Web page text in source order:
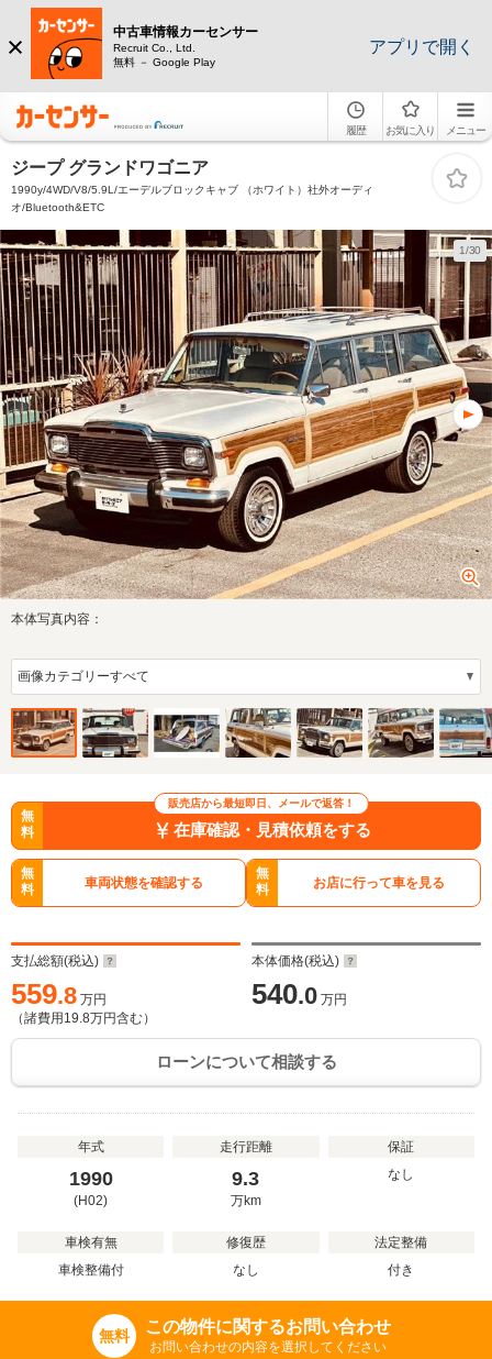
中古車情報カーセンサー
Recruit Co., Ltd.
無料 － Google Play
アプリで開く
履歴 お気に入り メニュー
ジープ グランドワゴニア
1990y/4WD/V8/5.9L/エーデルブロックキャブ （ホワイト）社外オーディ
オ/Bluetooth&ETC
1/30
本体写真内容：
販売店から最短即日、メールで返答！
無
料
在庫確認・見積依頼をする
無
料
車両状態を確認する
無
料
お店に行って車を見る
支払総額(税込)
559.8 万円
（諸費用 19.8万円含む）
本体価格(税込)
540.0 万円
ローンについて相談する
年式
1990
(H02)
走行距離
9.3
万km
保証
なし
車検有無
車検整備付
修復歴
なし
法定整備
付き
無料 この物件に関するお問い合わせ
お問い合わせの内容を選択してください